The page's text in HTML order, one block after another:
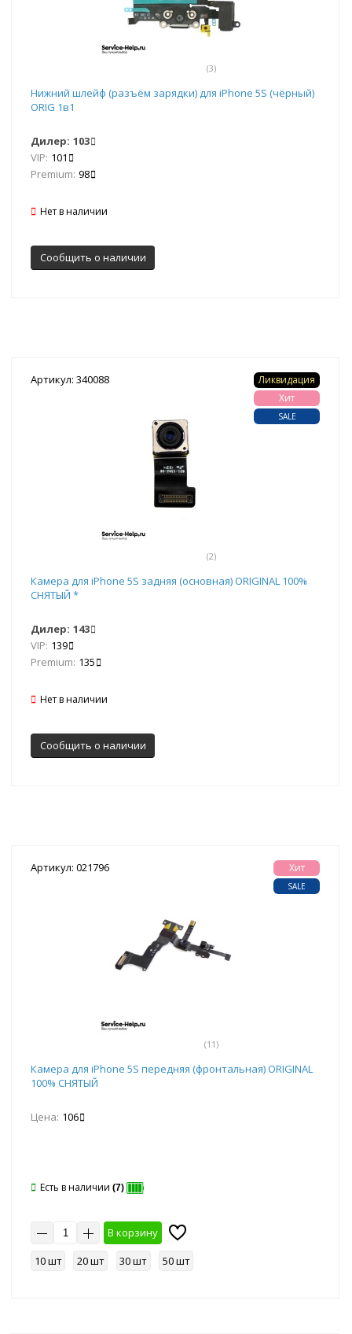
(3)
Нижний шлейф (разъём зарядки) для iPhone 5S (чёрный)
ORIG 1в1
Дилер: 103
VIP: 101
Premium: 98
Нет в наличии
Сообщить о наличии
Артикул: 340088
(2)
Ликвидация
Хит
SALE
Камера для iPhone 5S задняя (основная) ORIGINAL 100%
СНЯТЫЙ *
Дилер: 143
VIP: 139
Premium: 135
Нет в наличии
Сообщить о наличии
Артикул: 021796
(11)
Хит
SALE
Камера для iPhone 5S передняя (фронтальная) ORIGINAL
100% СНЯТЫЙ
Цена: 106
Есть в наличии (7)
В корзину
10 шт
20 шт 30 шт 50 шт